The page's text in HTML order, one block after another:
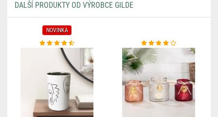
DALŠÍ PRODUKTY OD VÝROBCE GILDE
NOVINKA